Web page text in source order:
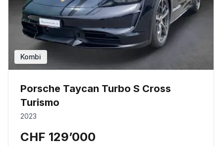
Kombi
Porsche Taycan Turbo S Cross
Turismo
2023
CHF 129’000